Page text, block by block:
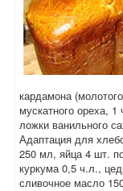
кардамона
мускатного ореха,
ложки ванильного
Адаптация для
250 мл, яйца 4 шт.
куркума 0,5 ч.л.,
сливочное масло